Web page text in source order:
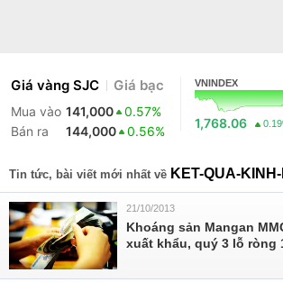
Giá vàng SJC Giá bạc
Mua vào 141,000
0.57%
Bán ra
144,000 0.56%
VNINDEX
1,768.06
Tin tức, bài viết mới nhất về KET-QUA-
21/10/2013
Khoáng sản Mangan
xuất khẩu, quý 3 lỗ ròng